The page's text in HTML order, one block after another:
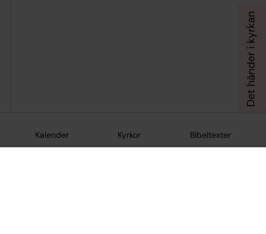
Kalender Kyrkor Bibeltexter